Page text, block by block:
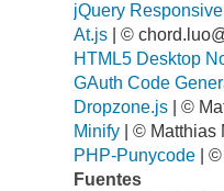
jQuery
At.js | ©
HTML5 Desktop
GAuth Code
Dropzone.js | ©
Minify | ©
PHP-Punycode |
Fuentes